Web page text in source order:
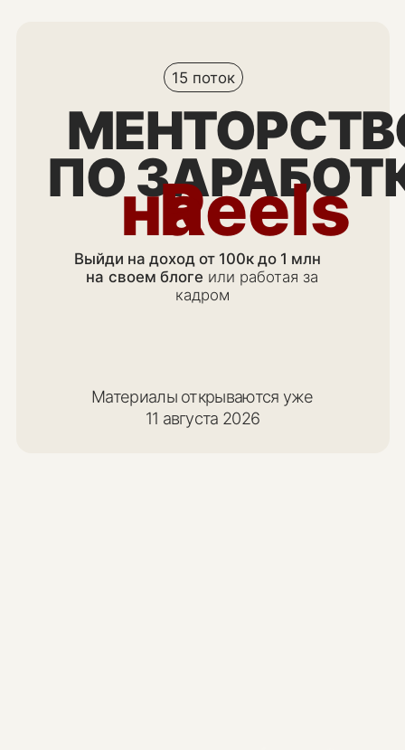
Выйди на доход от 100к до 1 млн
на своем блогеили работая за
кадром
МЕНТОРСТВО
ПО ЗАРАБОТКУ
Reels
на
11 августа 2026
Материалы открываются уже